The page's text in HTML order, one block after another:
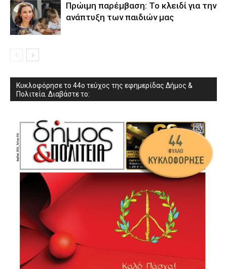
Πρώιμη παρέμβαση: Το κλειδί για την
ανάπτυξη των παιδιών µας
Κυκλοφόρησε το 44ο τεύχος της εφημερίδας Δήμος &
Πολιτεία. Διαβάστε το: